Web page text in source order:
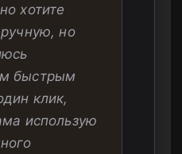
хотите
но
быстрым
клик,
использую